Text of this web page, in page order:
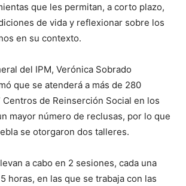
que les permitan, a corto plazo,
de vida y reflexionar sobre los
en su contexto.
del IPM, Verónica Sobrado
que se atenderá a más de 280
de Reinserción Social en los
mayor número de reclusas, por lo que
se otorgaron dos talleres.
a cabo en 2 sesiones, cada una
horas, en las que se trabaja con las